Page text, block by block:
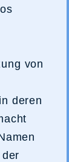
von
deren